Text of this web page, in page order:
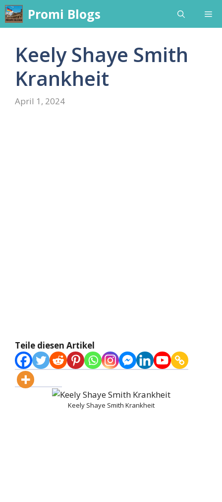
Skip
to
content
Promi Blogs
Keely Shaye Smith
Krankheit
April 1, 2024
Teile diesen Artikel
Keely Shaye Smith Krankheit